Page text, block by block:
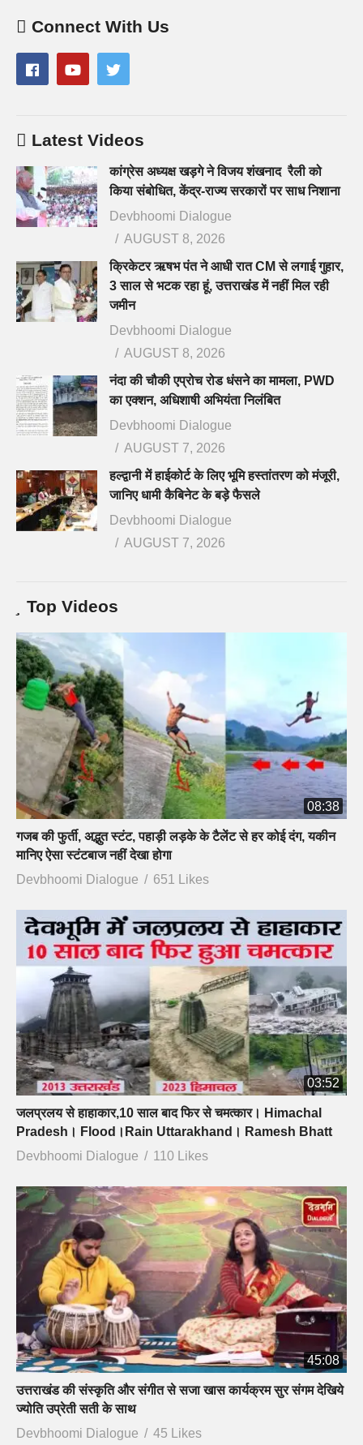
Connect With Us
Latest Videos
कांग्रेस अध्यक्ष खड़गे ने विजय शंखनाद रैली को
किया संबोधित, केंद्र-राज्य सरकारों पर साध निशाना
Devbhoomi Dialogue
AUGUST 8, 2026
क्रिकेटर ऋषभ पंत ने आधी रात CM से लगाई गुहार,
3 साल से भटक रहा हूं, उत्तराखंड में नहीं मिल रही
जमीन
Devbhoomi Dialogue
AUGUST 8, 2026
नंदा की चौकी एप्रोच रोड धंसने का मामला, PWD
का एक्शन, अधिशाषी अभियंता निलंबित
Devbhoomi Dialogue
AUGUST 7, 2026
हल्द्वानी में हाईकोर्ट के लिए भूमि हस्तांतरण को मंजूरी,
जानिए धामी कैबिनेट के बड़े फैसले
Devbhoomi Dialogue
AUGUST 7, 2026
Top Videos
08:38
गजब की फुर्ती, अद्भुत स्टंट, पहाड़ी लड़के के टैलेंट से हर कोई दंग, यकीन
मानिए ऐसा स्टंटबाज नहीं देखा होगा
Devbhoomi Dialogue
651 Likes
03:52
जलप्रलय से हाहाकार,10 साल बाद फिर से चमत्कार। Himachal
Pradesh। Flood।Rain Uttarakhand। Ramesh Bhatt
Devbhoomi Dialogue
110 Likes
45:08
उत्तराखंड की संस्कृति और संगीत से सजा खास कार्यक्रम सुर संगम देखिये
ज्योति उप्रेती सती के साथ
Devbhoomi Dialogue
45 Likes